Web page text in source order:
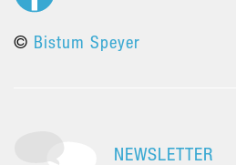
© Bistum Speyer
NEWSLETTER